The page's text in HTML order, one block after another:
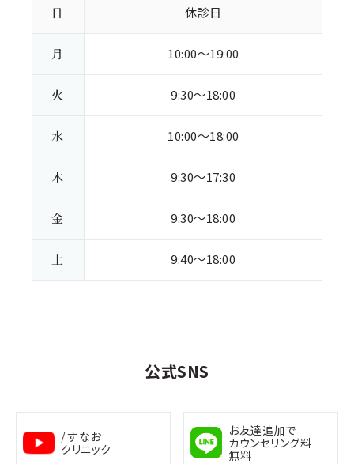
日
月
火
水
木
金
土
休診日
10:00～19:00
9:30～18:00
10:00～18:00
9:30～17:30
9:30～18:00
9:40～18:00
公式SNS
/ すなお
クリニック
お友達追加で
カウンセリング料
無料